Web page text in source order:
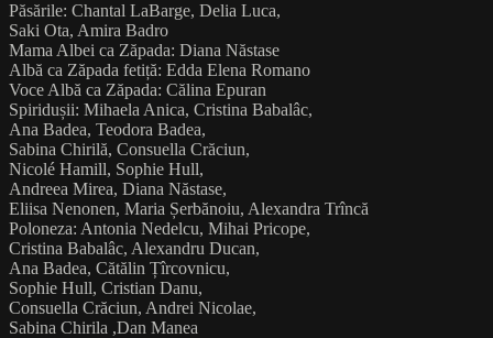
Păsările: Chantal LaBarge, Delia Luca,
Saki Ota, Amira Badro
Mama Albei ca Zăpada: Diana Năstase
Albă ca Zăpada fetiță: Edda Elena Romano
Voce Albă ca Zăpada: Călina Epuran
Spiridușii: Mihaela Anica, Cristina Babalâc,
Ana Badea, Teodora Badea,
Sabina Chirilă, Consuella Crăciun,
Nicolé Hamill, Sophie Hull,
Andreea Mirea, Diana Năstase,
Eliisa Nenonen, Maria Șerbănoiu, Alexandra Trîncă
Poloneza: Antonia Nedelcu, Mihai Pricope,
Cristina Babalâc, Alexandru Ducan,
Ana Badea, Cătălin Țîrcovnicu,
Sophie Hull, Cristian Danu,
Consuella Crăciun, Andrei Nicolae,
Sabina Chirila ,Dan Manea